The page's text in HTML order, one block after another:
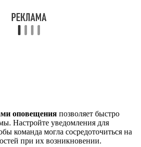
оповещения позволяет быстро
Настройте уведомления для
команда могла сосредоточиться на
при их возникновении.